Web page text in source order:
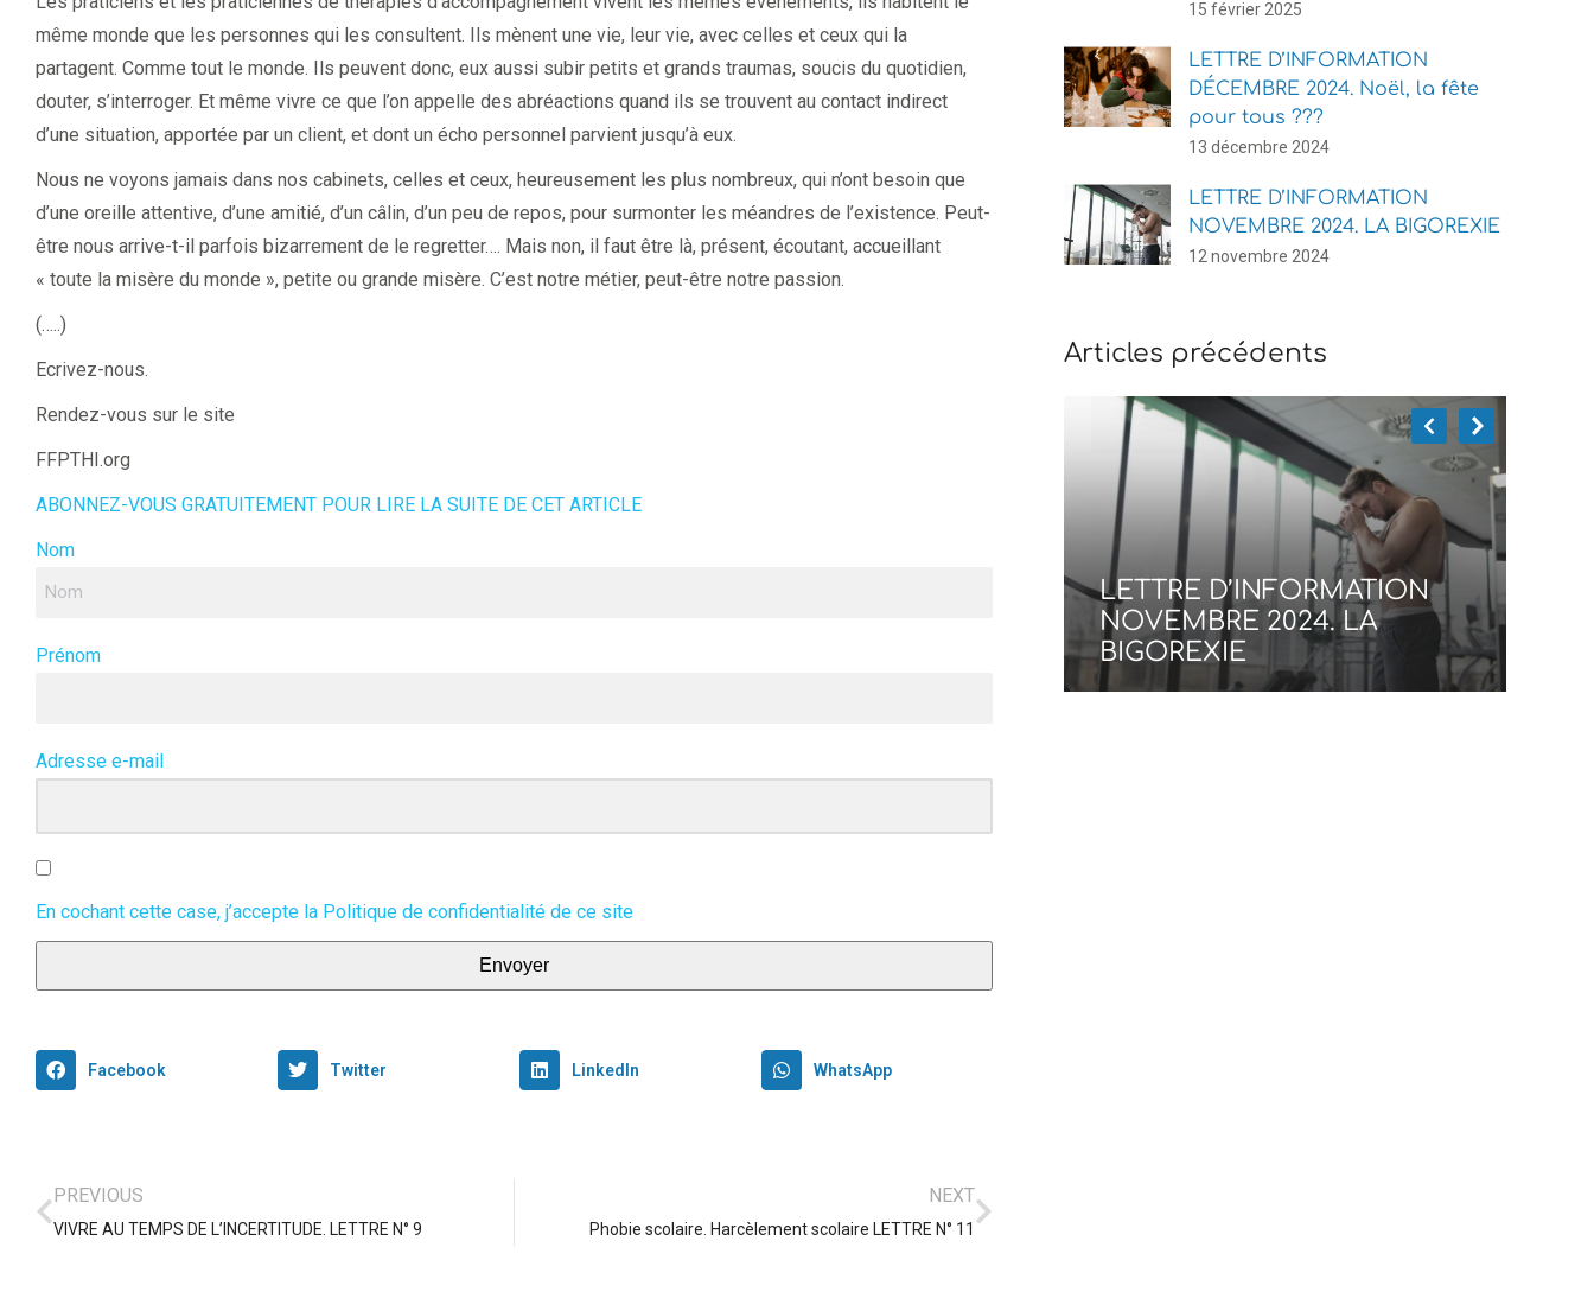
même monde que les personnes qui les consultent. Ils mènent une vie, leur vie, avec celles et ceux qui la
partagent. Comme tout le monde. Ils peuvent donc, eux aussi subir petits et grands traumas, soucis du quotidien,
douter, s’interroger. Et même vivre ce que l’on appelle des abréactions quand ils se trouvent au contact indirect
d’une situation, apportée par un client, et dont un écho personnel parvient jusqu’à eux.
Nous ne voyons jamais dans nos cabinets, celles et ceux, heureusement les plus nombreux, qui n’ont besoin que
d’une oreille attentive, d’une amitié, d’un câlin, d’un peu de repos, pour surmonter les méandres de l’existence. Peut-
être nous arrive-t-il parfois bizarrement de le regretter…. Mais non, il faut être là, présent, écoutant, accueillant
« toute la misère du monde », petite ou grande misère. C’est notre métier, peut-être notre passion.
(…..)
Ecrivez-nous.
Rendez-vous sur le site
FFPTHI.org
ABONNEZ-VOUS GRATUITEMENT POUR LIRE LA SUITE DE CET ARTICLE
Nom
Prénom
Adresse e-mail
En cochant cette case, j’accepte la Politique de confidentialité de ce site
Envoyer
Facebook Twitter LinkedIn WhatsApp
PREVIOUS
VIVRE AU TEMPS DE L’INCERTITUDE. LETTRE N° 9
NEXT
Phobie scolaire. Harcèlement scolaire LETTRE N° 11
15 février 2025
LETTRE D’INFORMATION
DÉCEMBRE 2024. Noël, la fête
pour tous ???
13 décembre 2024
LETTRE D’INFORMATION
NOVEMBRE 2024. LA BIGOREXIE
12 novembre 2024
Articles précédents
LETTRE D’INFORMATION
NOVEMBRE 2024. LA
BIGOREXIE